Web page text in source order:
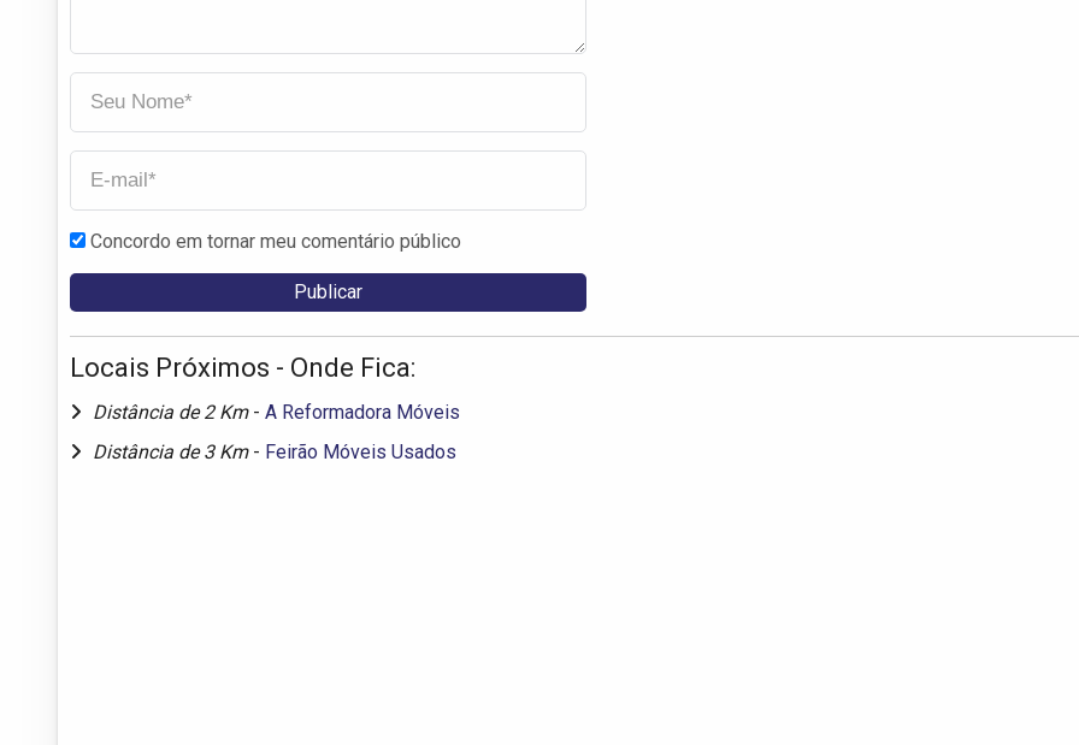
Concordo em tornar meu comentário público
Locais Próximos - Onde Fica:
Distância de 2 Km - A Reformadora Móveis
Distância de 3 Km - Feirão Móveis Usados